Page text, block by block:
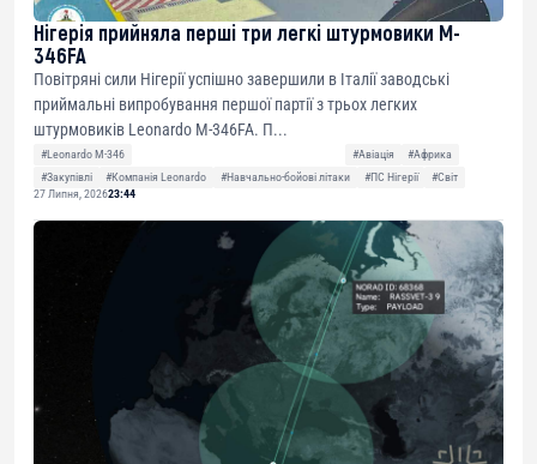
Нігерія прийняла перші три легкі штурмовики M-
346FA
Повітряні сили Нігерії успішно завершили в Італії заводські
приймальні випробування першої партії з трьох легких
штурмовиків Leonardo M-346FA. П...
#Leonardo M-346 #Авіація
#Африка
#Закупівлі
#Компанія Leonardo #Навчально-бойові літаки #ПС Нігерії
#Світ
27 Липня, 202623:44